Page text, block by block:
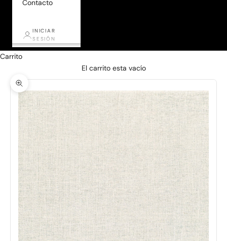
Contacto
INICIAR
SESIÓN
Carrito
El carrito esta vacío
Zoom